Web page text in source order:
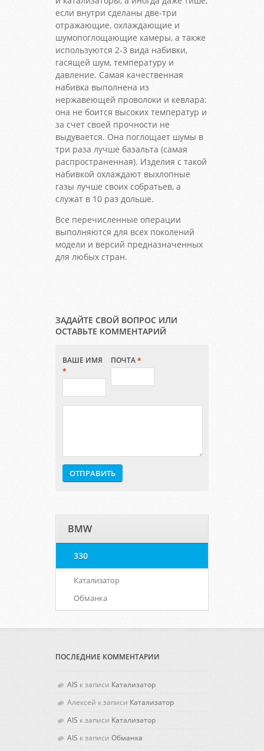
если внутри сделаны две-три
отражающие, охлаждающие и
шумопоглощающие камеры, а также
используются 2-3 вида набивки,
гасящей шум, температуру и
давление. Самая качественная
набивка выполнена из
нержавеющей проволоки и кевлара:
она не боится высоких температур и
за счет своей прочности не
выдувается. Она поглощает шумы в
три раза лучше базальта (самая
распространенная). Изделия с такой
набивкой охлаждают выхлопные
газы лучше своих собратьев, а
служат в 10 раз дольше.
Все перечисленные операции
выполняются для всех поколений
модели и версий предназначенных
для любых стран.
ЗАДАЙТЕ СВОЙ ВОПРОС ИЛИ
ОСТАВЬТЕ КОММЕНТАРИЙ
ВАШЕ ИМЯ
*
ПОЧТА*
BMW
330
Катализатор
Обманка
ПОСЛЕДНИЕ КОММЕНТАРИИ
AIS к записи Катализатор
Алексей к записи Катализатор
AIS к записи Катализатор
AIS к записи Обманка